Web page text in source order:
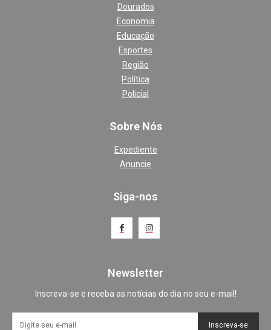
Dourados
Economia
Educação
Esportes
Região
Política
Policial
Sobre Nós
Expediente
Anuncie
Siga-nos
Newsletter
Inscreva-se e receba as notícias do dia no seu e-mail!
Inscreva-se